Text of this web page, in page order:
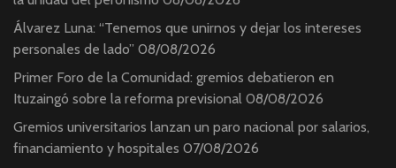
Álvarez Luna: “Tenemos que unirnos y dejar los intereses
personales de lado” 08/08/2026
Primer Foro de la Comunidad: gremios debatieron en
Ituzaingó sobre la reforma previsional 08/08/2026
Gremios universitarios lanzan un paro nacional por salarios,
financiamiento y hospitales 07/08/2026